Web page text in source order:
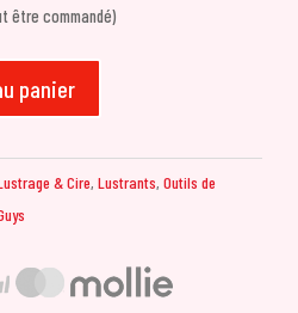
être commandé)
panier
& Cire, Lustrants, Outils de